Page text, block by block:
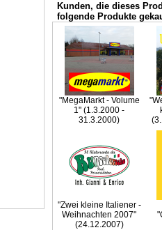
Kunden, die dieses
folgende Produkte
"MegaMarkt - Volume
1" (1.3.2000 -
31.3.2000)
"Zwei kleine Italiener -
Weihnachten 2007"
(24.12.2007)